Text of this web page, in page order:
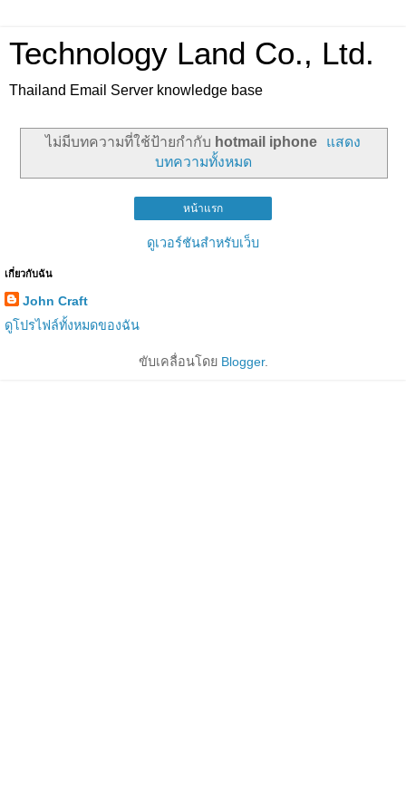
Technology Land Co., Ltd.
Thailand Email Server knowledge base
ไม่มีบทความที่ใช้ป้ายกำกับ hotmail iphone
แสดง
บทความทั้งหมด
หน้าแรก
ดูเวอร์ชันสำหรับเว็บ
เกี่ยวกับฉัน
John Craft
ดูโปรไฟล์ทั้งหมดของฉัน
ขับเคลื่อนโดย Blogger.